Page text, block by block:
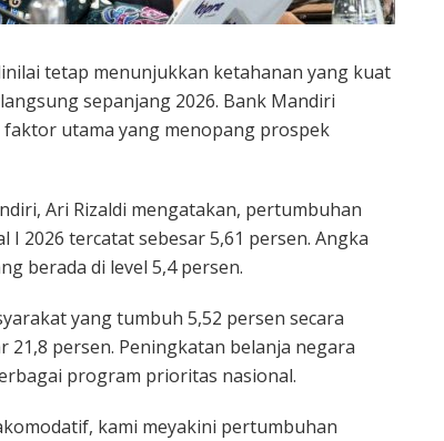
tetap menunjukkan ketahanan yang kuat
sepanjang 2026. Bank Mandiri
utama yang menopang prospek
Ari Rizaldi mengatakan, pertumbuhan
2026 tercatat sebesar 5,61 persen. Angka
berada di level 5,4 persen.
yang tumbuh 5,52 persen secara
persen. Peningkatan belanja negara
program prioritas nasional.
kami meyakini pertumbuhan